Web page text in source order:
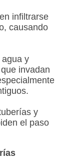
infiltrarse
causando
y
invadan
y
el paso